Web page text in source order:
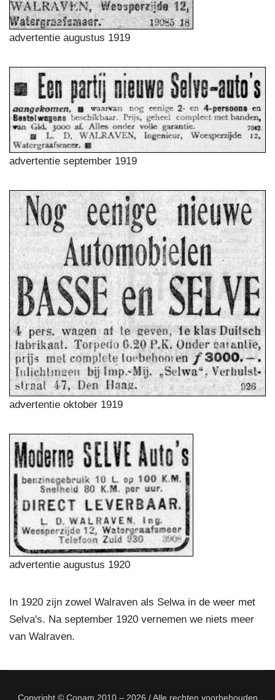
advertentie augustus 1919
advertentie september 1919
advertentie oktober 1919
advertentie augustus 1920
In 1920 zijn zowel Walraven als Selwa in de weer met
Selva's. Na september 1920 vernemen we niets meer
van Walraven.
Copyright © Conam 2010 – 2026 / Alle rechten voorbehouden